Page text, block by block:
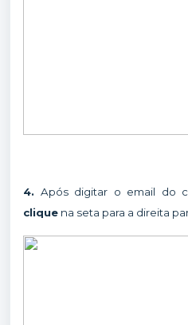
4. Após digitar o email do
clique na seta para a direita